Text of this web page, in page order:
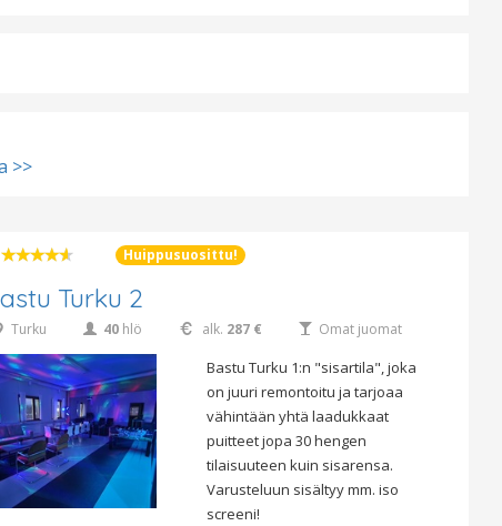
>>
Huippusuosittu!
Turku 2
Turku 40 hlö alk. 287 € Omat juomat
Bastu Turku 1:n "sisartila", joka
on juuri remontoitu ja tarjoaa
vähintään yhtä laadukkaat
puitteet jopa 30 hengen
tilaisuuteen kuin sisarensa.
Varusteluun sisältyy mm. iso
screeni!